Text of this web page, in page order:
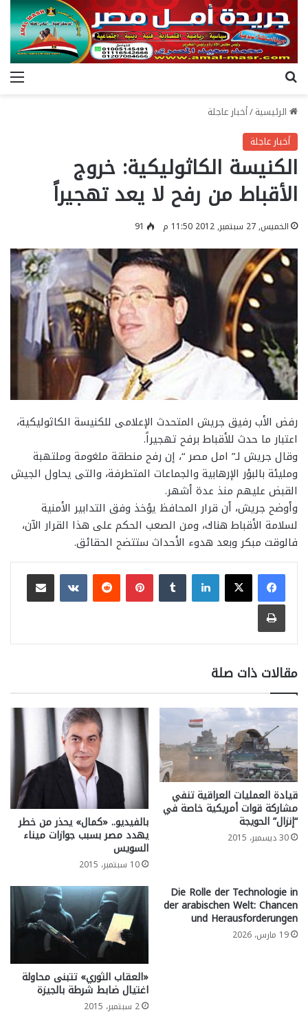
الرئيسية/أخبار عاجلة
أخبار عاجلة
الكنيسة الكاثوليكية: خروج
الأقباط من رفح لا يعد تهجيراً
الخميس, 27 سبتمبر, 2012 11:50 م 91
رفض الأب رفيق جريش المتحدث الإعلامى للكنيسة الكاثوليكية،
اعتبار ما حدث للأقباط برفح تهجيراً.
وقال جريش لـ” امل مصر “، إن رفح منطقة ملغومة وملتهبة
ومليئة بالبؤر الإرهابية والجماعات المتطرفة، والتى يحاول الجيش
القبض عليهم منذ عدة أشهر.
وأوضح جريش، أن قرار المحافظ يؤخذ وفق التدابير الأمنية
لسلامة الأقباط هناك، ومن الصعب الحكم على هذا القرار الآن،
فالوقت مبكر وبعد هدوء الأحداث ستتضح الحقائق.
لينكدإن بينتيريست
مشاركة عبر البريد
طباعة
مقالات ذات صلة
قيادة العمليات العراقية تنفي
مشاركة قوات أمريكية خاصة في
“إنزال” الحويجة
30 ديسمبر، 2015
بالفيديو.. «كمال» يحذر من خطر
يهدد مصر بسبب جوازات ميناء
السويس
10 سبتمبر، 2015
Die Rolle der Technologie in
der arabischen Welt: Chancen
und Herausforderungen
19 مارس، 2026
«العقاب الثوري» تتبنى محاولة
اغتيال ضابط شرطة بالجيزة
2 سبتمبر، 2015